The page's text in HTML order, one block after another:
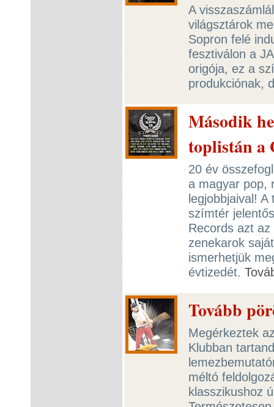
A
világsztárok
Sopron felé
fesztiválon a
origója, ez a
produkciónak,
Második
toplistán a
20 év
a magyar pop,
legjobbjaival!
szímtér
Records azt
zenekarok
ismerhetjük
évtizedét.
Tovább
Megérkeztek
Klubban
méltó
klasszikushoz